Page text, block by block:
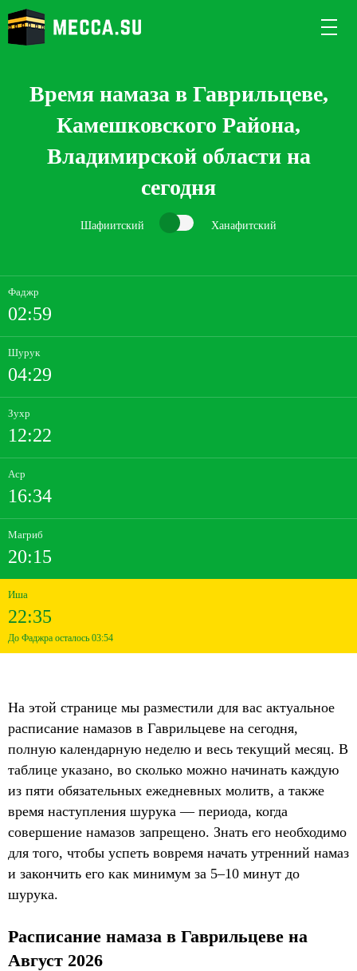
Время намаза в Гаврильцеве,
Камешковского Района,
Владимирской области на
сегодня
Шафиитский Ханафитский
Фаджр
02:59
Шурук
04:29
Зухр
12:22
Аср
16:34
Магриб
20:15
Иша
22:35
До Фаджра осталось 03:54
На этой странице мы разместили для вас актуальное
расписание намазов в Гаврильцеве на сегодня,
полную календарную неделю и весь текущий месяц. В
таблице указано, во сколько можно начинать каждую
из пяти обязательных ежедневных молитв, а также
время наступления шурука — периода, когда
совершение намазов запрещено. Знать его необходимо
для того, чтобы успеть вовремя начать утренний намаз
и закончить его как минимум за 5–10 минут до
шурука.
Расписание намаза в Гаврильцеве на
Август 2026